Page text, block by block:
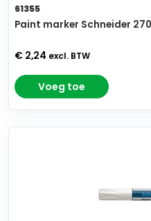
61355
Paint marker Schneider
€ 2,24 excl. BTW
Voeg toe